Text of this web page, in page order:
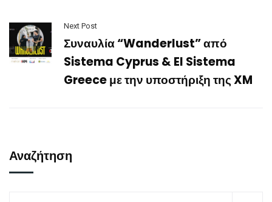
Next Post
Συναυλία “Wanderlust” από
Sistema Cyprus & El Sistema
Greece με την υποστήριξη της XM
Αναζήτηση